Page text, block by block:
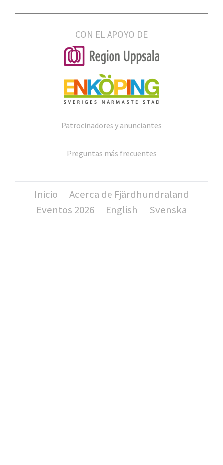
CON EL APOYO DE
Patrocinadores y anunciantes
Preguntas más frecuentes
Inicio
Acerca de Fjärdhundraland
Eventos 2026
English Svenska